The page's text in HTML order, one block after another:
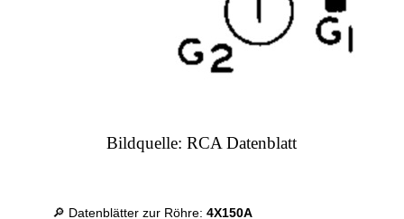
Bildquelle: RCA Datenblatt
🔎 Datenblätter zur Röhre:4X150A